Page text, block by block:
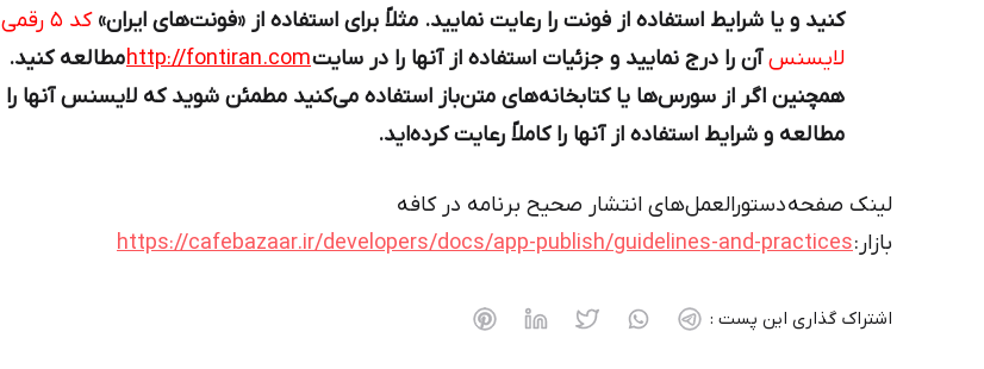
کنید و یا شرایط استفاده از فونت را رعایت نمایید. مثلاً برای استفاده از «فونت‌های ایران»
کد ۵ رقمی
لایسنسآن را درج نمایید و جزئیات استفاده از آنها را در سایتhttp://fontiran.comمطالعه کنید.
همچنین اگر از سورس‌ها یا کتابخانه‌های متن‌باز استفاده می‌کنید مطمئن شوید که لایسنس آنها را
مطالعه و شرایط استفاده از آنها را کاملاً رعایت کرده‌اید.
لینک صفحه دستورالعمل‌های انتشار صحیح برنامه‌ در کافه
بازار:https://cafebazaar.ir/developers/docs/app-publish/guidelines-and-practices
اشتراک گذاری این پست :